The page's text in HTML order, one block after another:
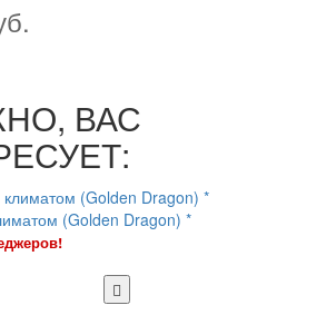
ВАС
(Golden Dragon) *